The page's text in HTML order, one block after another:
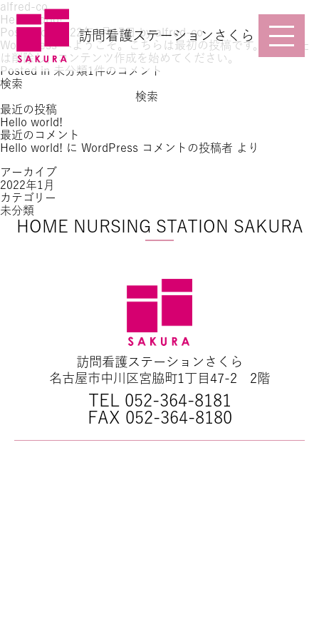
訪問看護ステーションさくら
alfred-co
Hello world!
Posted on
2022年1月17日byalfred-co
WordPress へようこそ。こちらは最初の投稿です。編集また
は削除し、コンテンツ作成を始めてください。
Posted in 未分類Hello
1件のコメント
検索
検索
最近の投稿
Hello world!
最近のコメント
Hello world! に WordPress コメントの投稿者 より
アーカイブ
2022年1月
カテゴリー
未分類
HOME NURSING STATION SAKURA
訪問看護ステーションさくら
名古屋市中川区宮脇町1丁目47-2 2階
TEL 052-364-8181
FAX 052-364-8180